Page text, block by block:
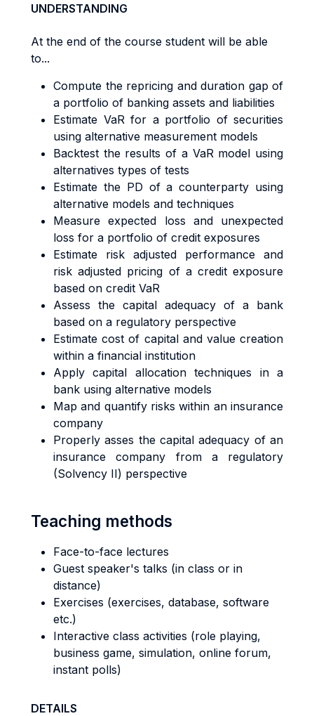
UNDERSTANDING
At the end of the course student will be able
to...
Compute the repricing and duration gap of
a portfolio of banking assets and liabilities
Estimate VaR for a portfolio of securities
using alternative measurement models
Backtest the results of a VaR model using
alternatives types of tests
Estimate the PD of a counterparty using
alternative models and techniques
Measure expected loss and unexpected
loss for a portfolio of credit exposures
Estimate risk adjusted performance and
risk adjusted pricing of a credit exposure
based on credit VaR
Assess the capital adequacy of a bank
based on a regulatory perspective
Estimate cost of capital and value creation
within a financial institution
Apply capital allocation techniques in a
bank using alternative models
Map and quantify risks within an insurance
company
Properly asses the capital adequacy of an
insurance company from a regulatory
(Solvency II) perspective
Teaching methods
Face-to-face lectures
Guest speaker's talks (in class or in
distance)
Exercises (exercises, database, software
etc.)
Interactive class activities (role playing,
business game, simulation, online forum,
instant polls)
DETAILS